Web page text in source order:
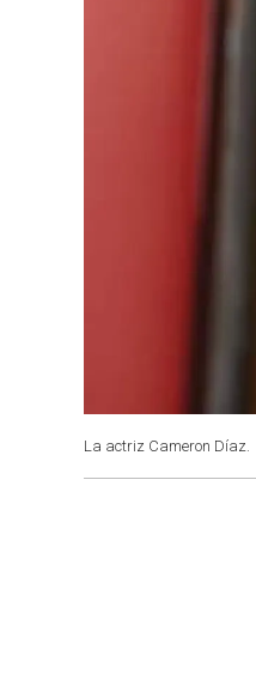
La actriz Cameron Díaz.